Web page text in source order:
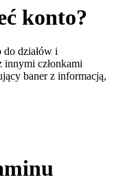
konto?
do działów i
członkami
baner z informacją,